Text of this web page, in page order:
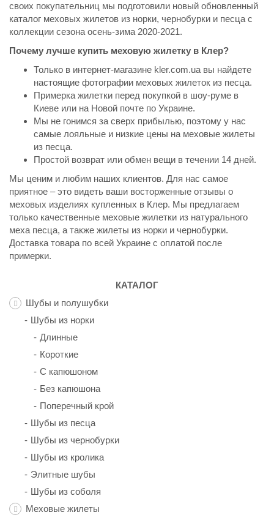
своих покупательниц мы подготовили новый обновленный
каталог меховых жилетов из норки, чернобурки и песца с
коллекции сезона осень-зима 2020-2021.
Почему лучше купить меховую жилетку в Клер?
Только в интернет-магазине kler.com.ua вы найдете
настоящие фотографии меховых жилеток из песца.
Примерка жилетки перед покупкой в шоу-руме в
Киеве или на Новой почте по Украине.
Мы не гонимся за сверх прибылью, поэтому у нас
самые лояльные и низкие цены на меховые жилеты
из песца.
Простой возврат или обмен вещи в течении 14 дней.
Мы ценим и любим наших клиентов. Для нас самое
приятное – это видеть ваши восторженные отзывы о
меховых изделиях купленных в Клер. Мы предлагаем
только качественные меховые жилетки из натурального
меха песца, а также жилеты из норки и чернобурки.
Доставка товара по всей Украине с оплатой после
примерки.
КАТАЛОГ
Шубы и полушубки
Шубы из норки
Длинные
Короткие
С капюшоном
Без капюшона
Поперечный крой
Шубы из песца
Шубы из чернобурки
Шубы из кролика
Элитные шубы
Шубы из соболя
Меховые жилеты